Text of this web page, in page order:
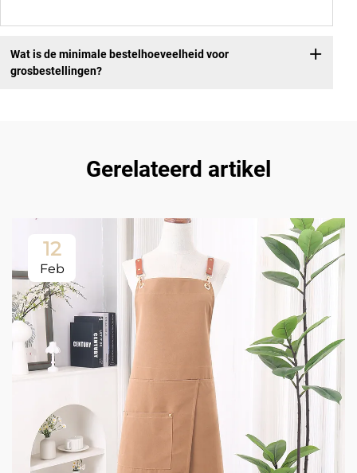
Wat is de minimale bestelhoeveelheid voor
grosbestellingen?
Gerelateerd artikel
12
Feb